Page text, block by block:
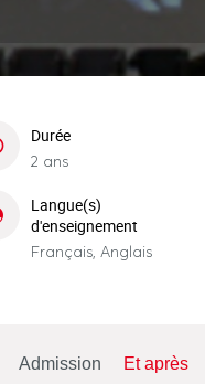
Durée
2 ans
Langue(s)
d'enseignement
Français, Anglais
Admission Et après